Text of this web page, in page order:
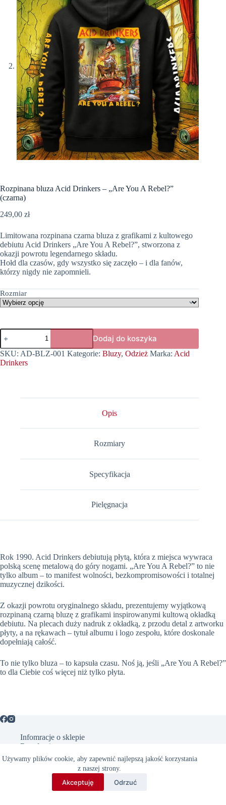
Używamy plików cookie, aby zapewnić najlepszą jakość korzystania
z naszej strony.
Akceptuję Odrzuć
Rozpinana bluza Acid Drinkers – „Are You A Rebel?”
(czarna)
249,00 zł
Limitowana rozpinana czarna bluza z grafikami z kultowego
debiutu Acid Drinkers „Are You A Rebel?”, stworzona z
okazji powrotu legendarnego składu.
Hołd dla czasów, gdy wszystko się zaczęło – i dla fanów,
którzy nigdy nie zapomnieli.
Rozmiar
ilość
Rozpinana
bluza
Acid
Drinkers
Dodaj do koszyka
SKU: AD-BLZ-001 Kategorie: Bluzy, Odzież Marka: Acid
Drinkers
Opis
Rozmiary
Specyfikacja
Pielęgnacja
Rok 1990. Acid Drinkers debiutują płytą, która z miejsca wywraca
polską scenę metalową do góry nogami. „Are You A Rebel?” to nie
tylko album – to manifest wolności, bezkompromisowości i totalnej
muzycznej dzikości.
Z okazji powrotu oryginalnego składu, prezentujemy wyjątkową
rozpinaną czarną bluzę z grafikami inspirowanymi kultową okładką
debiutu. Na plecach duży nadruk z okładką, z przodu detal z artworku
płyty, a na rękawach – tytuł albumu i logo zespołu, które doskonale
dopełniają całość.
To nie tylko bluza – to kapsuła czasu. Noś ją, jeśli „Are You A Rebel?”
to dla Ciebie coś więcej niż tylko płyta.
Infomracje o sklepie
Regulamin
Polityka prywatności
Oficjalny sklep Acid Drinkers – muzyka, gadżety i limitowane kolekcje.